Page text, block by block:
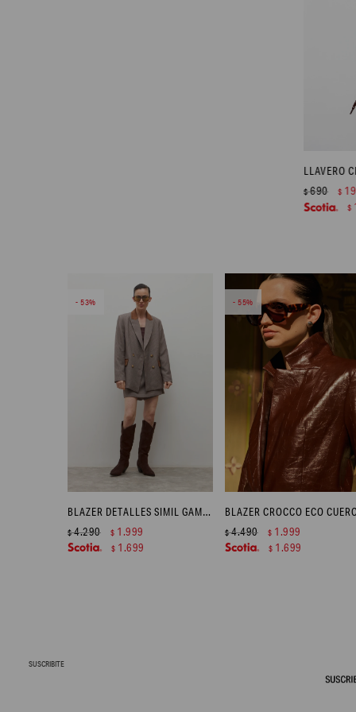
LLAVERO
$690 $
$
53
BLAZER DETALLES SIMIL GAMUZA - TOSTADO
$4.290 $ 1.999
$ 1.699
55
$4.490 $ 1.999
$ 1.699
SUSCRIBITE